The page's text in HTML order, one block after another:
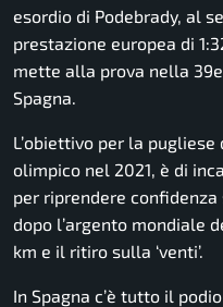
esordio di Podebrady, al
prestazione europea di
mette alla prova nella
Spagna.
L’obiettivo per la
olimpico nel 2021, è di
per riprendere
dopo l’argento mondiale
km e il ritiro sulla ‘venti’.
In Spagna c’è tutto il